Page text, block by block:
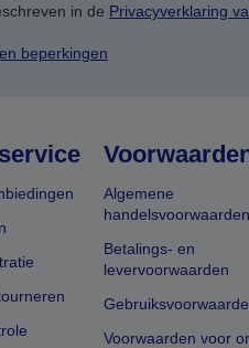
in de Privacyverklaring
beperkingen
Algemene
handelsvoorwaarden
Betalings- en
levervoorwaarden
Voorwaarden voor